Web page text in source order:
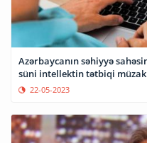
Azərbaycanın səhiyyə
süni intellektin tətbiqi
22-05-2023